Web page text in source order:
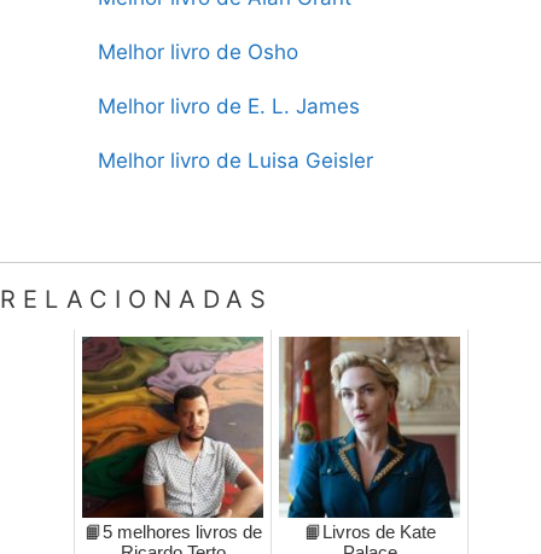
Melhor livro de Osho
Melhor livro de E. L. James
Melhor livro de Luisa Geisler
RELACIONADAS
📙5 melhores livros de
📙Livros de Kate